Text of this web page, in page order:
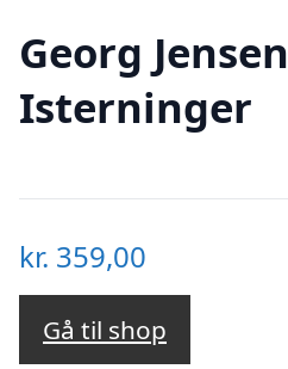
Georg Jensen
Isterninger
kr. 359,00
Gå til shop